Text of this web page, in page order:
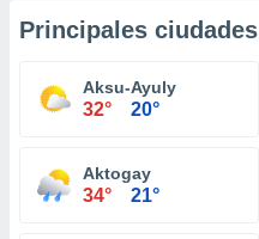
Principales ciudades
Aksu-Ayuly
32° 20°
Aktogay
34° 21°